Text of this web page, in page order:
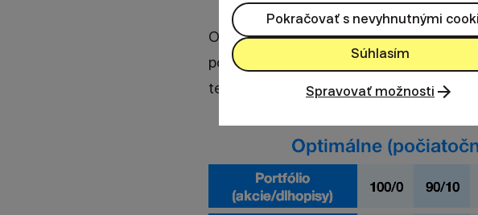
Odpovede na tieto otázky by sme
podkladových nástrojov. Jedine na
ten vhodný
Pokračovať s nevyhnutnými
Súhlasím
Spravovať možnosti